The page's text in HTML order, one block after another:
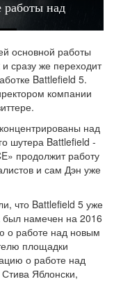
работы над
основной работы
сразу же переходит
Battlefield 5.
компании
над
шутера Battlefield -
продолжит работу
и сам Дэн уже
что Battlefield 5 уже
был намечен на 2016
о работе над новым
площадки
о работе над
Яблонски,